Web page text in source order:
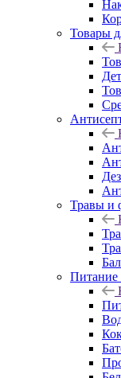
Товары
Травы и
Питание